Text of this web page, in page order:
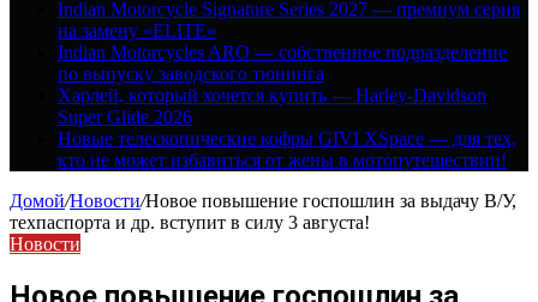
Indian Motorcycle Signature Series 2027 — премиум серия
на замену «ELITE»
Indian Motorcycles ARO — собственное подразделение
по выпуску заводского тюнинга
Харлей, который хочется купить — Harley-Davidson
Super Glide 2026
Новые телескопические кофры GIVI XSpace — для тех,
кто не может избавиться от жены в мотопутешествии!
Домой/Новости/Новое повышение госпошлин за выдачу В/У,
техпаспорта и др. вступит в силу 3 августа!
Новости